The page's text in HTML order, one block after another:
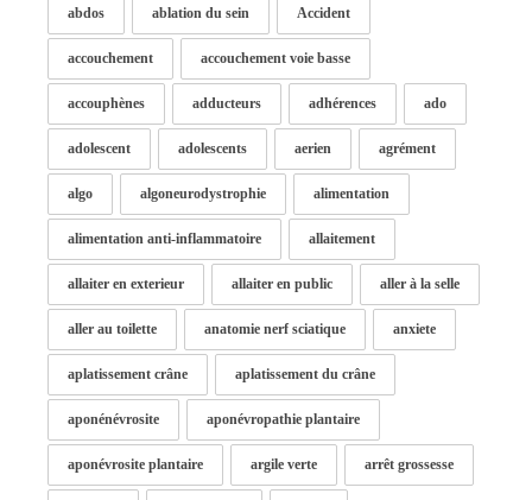
abdos ablation du sein Accident
accouchement accouchement voie basse
accouphènes adducteurs adhérences ado
adolescent adolescents aerien agrément
algo algoneurodystrophie alimentation
alimentation anti-inflammatoire allaitement
allaiter en exterieur allaiter en public aller à la selle
aller au toilette anatomie nerf sciatique anxiete
aplatissement crâne aplatissement du crâne
aponénévrosite aponévropathie plantaire
aponévrosite plantaire argile verte arrêt grossesse